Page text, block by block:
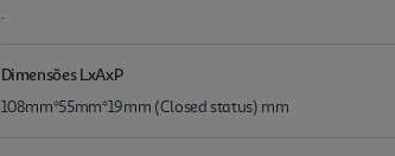
.
Dimensões LxAxP
108mm*55mm*19mm (Closed status) mm